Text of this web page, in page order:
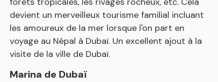
devient un merveilleux tourisme familial incluant
les amoureux de la mer lorsque l'on part en
voyage au Népal à Dubaï. Un excellent ajout à la
visite de la ville de Dubaï.
Marina de Dubaï